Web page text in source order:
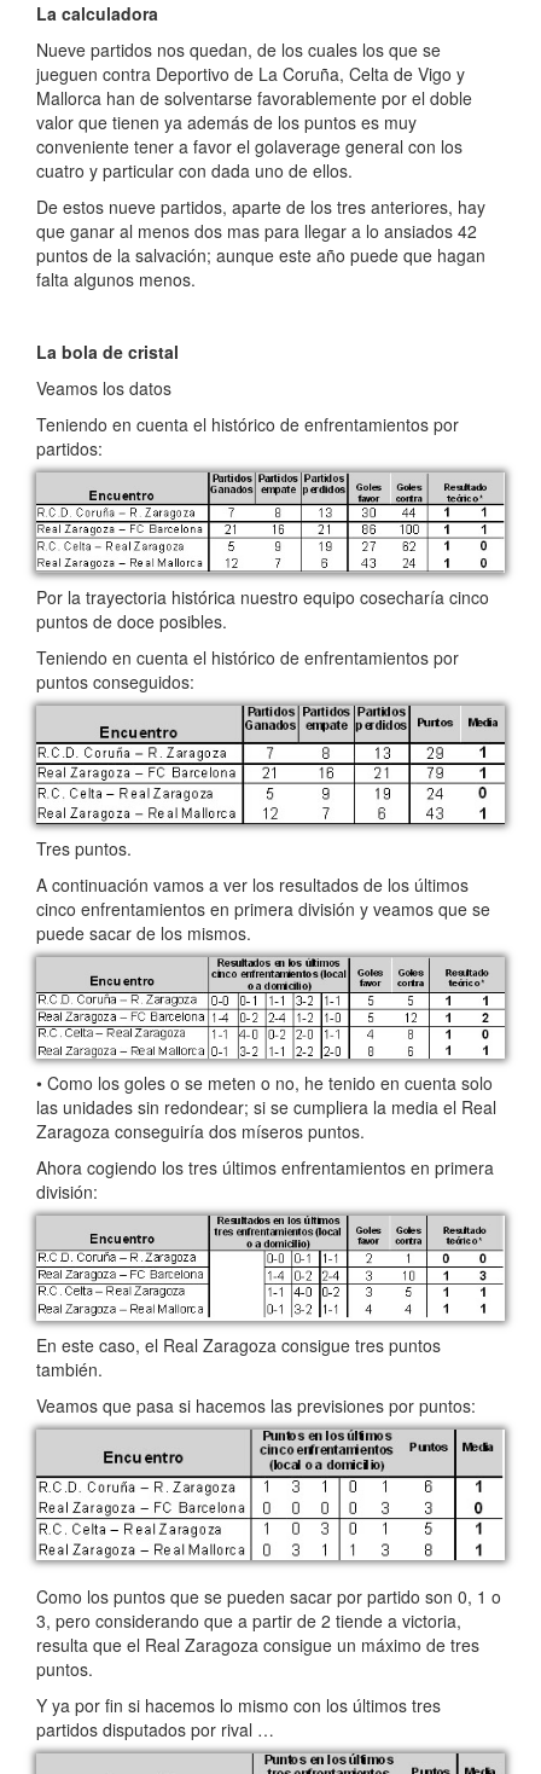
La calculadora
Nueve partidos nos quedan, de los cuales los que se
jueguen contra Deportivo de La Coruña, Celta de Vigo y
Mallorca han de solventarse favorablemente por el doble
valor que tienen ya además de los puntos es muy
conveniente tener a favor el golaverage general con los
cuatro y particular con dada uno de ellos.
De estos nueve partidos, aparte de los tres anteriores, hay
que ganar al menos dos mas para llegar a lo ansiados 42
puntos de la salvación; aunque este año puede que hagan
falta algunos menos.
La bola de cristal
Veamos los datos
Teniendo en cuenta el histórico de enfrentamientos por
partidos:
Por la trayectoria histórica nuestro equipo cosecharía cinco
puntos de doce posibles.
Teniendo en cuenta el histórico de enfrentamientos por
puntos conseguidos:
Tres puntos.
A continuación vamos a ver los resultados de los últimos
cinco enfrentamientos en primera división y veamos que se
puede sacar de los mismos.
• Como los goles o se meten o no, he tenido en cuenta solo
las unidades sin redondear; si se cumpliera la media el Real
Zaragoza conseguiría dos míseros puntos.
Ahora cogiendo los tres últimos enfrentamientos en primera
división:
En este caso, el Real Zaragoza consigue tres puntos
también.
Veamos que pasa si hacemos las previsiones por puntos:
Como los puntos que se pueden sacar por partido son 0, 1 o
3, pero considerando que a partir de 2 tiende a victoria,
resulta que el Real Zaragoza consigue un máximo de tres
puntos.
Y ya por fin si hacemos lo mismo con los últimos tres
partidos disputados por rival …